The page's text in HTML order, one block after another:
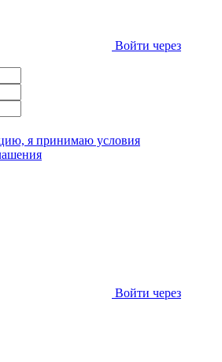
Войти через
я принимаю условия
Войти через